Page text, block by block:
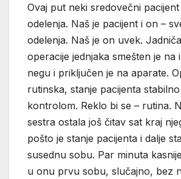
Ovaj put neki sredovečni
odelenja. Naš je pacijent i on –
odelenja. Naš je on uvek.
operacije jednjaka smešten je na
negu i priključen je na aparate.
rutinska, stanje pacijenta
kontrolom. Reklo bi se – rutina.
sestra ostala još čitav sat kraj
pošto je stanje pacijenta i dalje
susednu sobu. Par minuta
u onu prvu sobu, slučajno, bez